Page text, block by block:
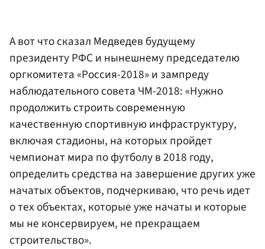
А вот что сказал Медведев будущему
президенту РФС и нынешнему председателю
оргкомитета «Россия-2018» и зампреду
наблюдательного совета ЧМ-2018: «Нужно
продолжить строить современную
качественную спортивную инфраструктуру,
включая стадионы, на которых пройдет
чемпионат мира по футболу в 2018 году,
определить средства на завершение других уже
начатых объектов, подчеркиваю, что речь идет
о тех объектах, которые уже начаты и которые
мы не консервируем, не прекращаем
строительство».